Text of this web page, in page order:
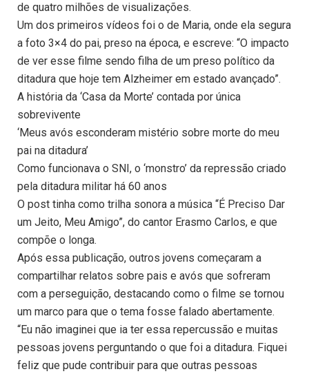
de quatro milhões de visualizações.
Um dos primeiros vídeos foi o de Maria, onde ela segura
a foto 3×4 do pai, preso na época, e escreve: “O impacto
de ver esse filme sendo filha de um preso político da
ditadura que hoje tem Alzheimer em estado avançado”.
A história da ‘Casa da Morte’ contada por única
sobrevivente
‘Meus avós esconderam mistério sobre morte do meu
pai na ditadura’
Como funcionava o SNI, o ‘monstro’ da repressão criado
pela ditadura militar há 60 anos
O post tinha como trilha sonora a música “É Preciso Dar
um Jeito, Meu Amigo”, do cantor Erasmo Carlos, e que
compõe o longa.
Após essa publicação, outros jovens começaram a
compartilhar relatos sobre pais e avós que sofreram
com a perseguição, destacando como o filme se tornou
um marco para que o tema fosse falado abertamente.
“Eu não imaginei que ia ter essa repercussão e muitas
pessoas jovens perguntando o que foi a ditadura. Fiquei
feliz que pude contribuir para que outras pessoas